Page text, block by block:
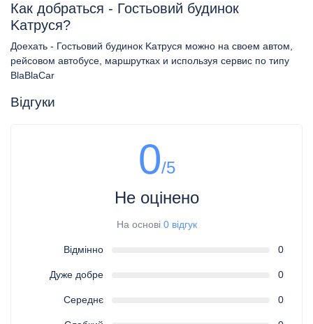
Как добраться - Гостьовий будинок
Kатруся?
Доехать - Гостьовий будинок Kатруся можно на своем автом,
рейсовом автобусе, маршрутках и используя сервис по типу
BlaBlaCar
Відгуки
0/5
Не оцінено
На основі 0 відгук
Відмінно 0
Дуже добре 0
Середнє 0